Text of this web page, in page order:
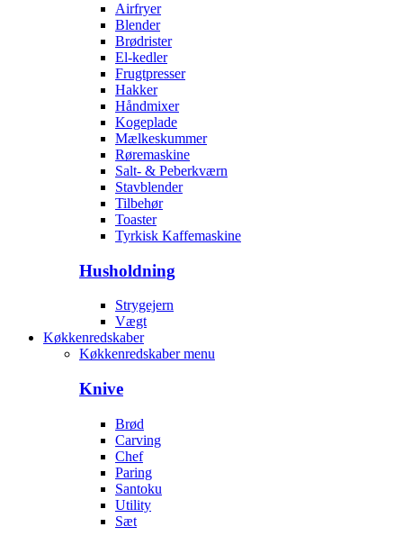
Airfryer
Blender
Brødrister
El-kedler
Frugtpresser
Hakker
Håndmixer
Kogeplade
Mælkeskummer
Røremaskine
Salt- & Peberkværn
Stavblender
Tilbehør
Toaster
Tyrkisk Kaffemaskine
Husholdning
Strygejern
Vægt
Køkkenredskaber
Køkkenredskaber menu
Knive
Brød
Carving
Chef
Paring
Santoku
Utility
Sæt